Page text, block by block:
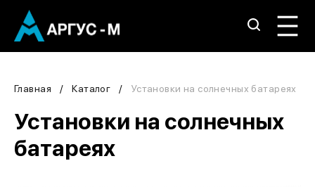
Главная Каталог Установки на солнечных батареях
Установки на солнечных
батареях